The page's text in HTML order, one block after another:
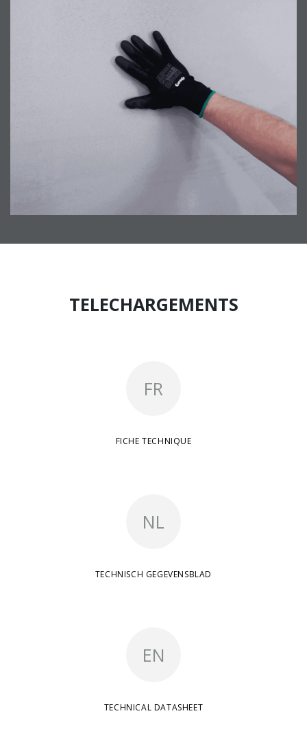
TELECHARGEMENTS
FR
FICHE TECHNIQUE
NL
TECHNISCH GEGEVENSBLAD
EN
TECHNICAL DATASHEET